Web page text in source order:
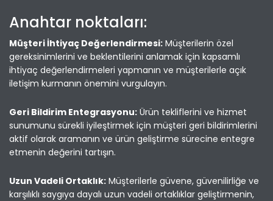
Anahtar noktaları:
Müşteri İhtiyaç Değerlendirmesi: Müşterilerin özel
gereksinimlerini ve beklentilerini anlamak için kapsamlı
ihtiyaç değerlendirmeleri yapmanın ve müşterilerle açık
iletişim kurmanın önemini vurgulayın.
Geri Bildirim Entegrasyonu: Ürün tekliflerini ve hizmet
sunumunu sürekli iyileştirmek için müşteri geri bildirimlerini
aktif olarak aramanın ve ürün geliştirme sürecine entegre
etmenin değerini tartışın.
Uzun Vadeli Ortaklık: Müşterilerle güvene, güvenilirliğe ve
karşılıklı saygıya dayalı uzun vadeli ortaklıklar geliştirmenin,